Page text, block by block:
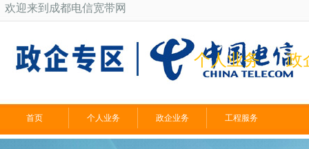
欢迎来到成都电信宽带网
首页 个人业务 政企业务 工程服务
个人业务 政